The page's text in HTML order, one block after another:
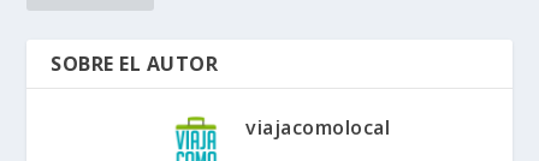
SOBRE EL AUTOR
viajacomolocal